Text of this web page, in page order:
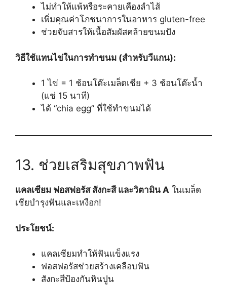
ไม่ทำให้แพ้หรือระคายเคืองลำไส้
เพิ่มคุณค่าโภชนาการในอาหาร gluten-free
ช่วยจับสารให้เนื้อสัมผัสคล้ายขนมปัง
วิธีใช้แทนไข่ในการทำขนม (สำหรับวีแกน):
1 ไข่ = 1 ช้อนโต๊ะเมล็ดเชีย + 3 ช้อนโต๊ะน้ำ
(แช่ 15 นาที)
ได้ “chia egg” ที่ใช้ทำขนมได้
13. ช่วยเสริมสุขภาพฟัน
แคลเซียม ฟอสฟอรัส สังกะสี และวิตามิน A ในเมล็ด
เชียบำรุงฟันและเหงือก!
ประโยชน์:
แคลเซียมทำให้ฟันแข็งแรง
ฟอสฟอรัสช่วยสร้างเคลือบฟัน
สังกะสีป้องกันหินปูน